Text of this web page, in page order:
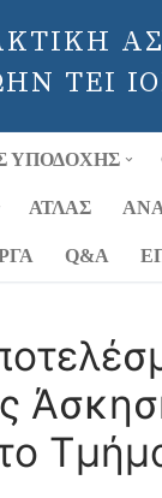
ΤΕΙ
ΥΠΟΔΟΧΉΣ
ΑΤΛΑΣ
Q&A